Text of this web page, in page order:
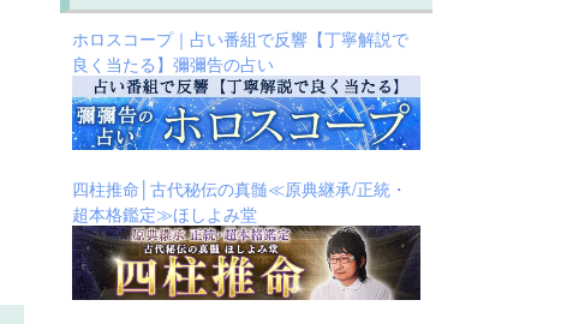
ホロスコープ｜占い番組で反響【丁寧解説で
良く当たる】彌彌告の占い
四柱推命│古代秘伝の真髄≪原典継承/正統・
超本格鑑定≫ほしよみ堂